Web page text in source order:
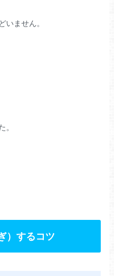
いません。
。
）するコツ